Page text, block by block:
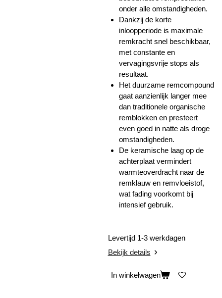
onder alle omstandigheden.
Dankzij de korte
inloopperiode is maximale
remkracht snel beschikbaar,
met constante en
vervagingsvrije stops als
resultaat.
Het duurzame remcompound
gaat aanzienlijk langer mee
dan traditionele organische
remblokken en presteert
even goed in natte als droge
omstandigheden.
De keramische laag op de
achterplaat vermindert
warmteoverdracht naar de
remklauw en remvloeistof,
wat fading voorkomt bij
intensief gebruik.
Levertijd 1-3 werkdagen
Bekijk details
In winkelwagen